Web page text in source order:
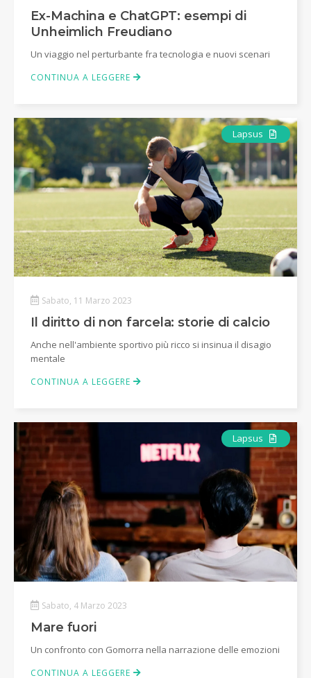
Ex-Machina e ChatGPT: esempi di
Unheimlich Freudiano
Un viaggio nel perturbante fra tecnologia e nuovi scenari
CONTINUA A LEGGERE
Lapsus Articolo
Sabato, 11 Marzo 2023
Il diritto di non farcela: storie di calcio
Anche nell'ambiente sportivo più ricco si insinua il disagio
mentale
CONTINUA A LEGGERE
Lapsus Articolo
Sabato, 4 Marzo 2023
Mare fuori
Un confronto con Gomorra nella narrazione delle emozioni
CONTINUA A LEGGERE